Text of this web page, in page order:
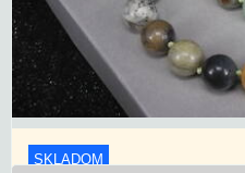
SKLADOM